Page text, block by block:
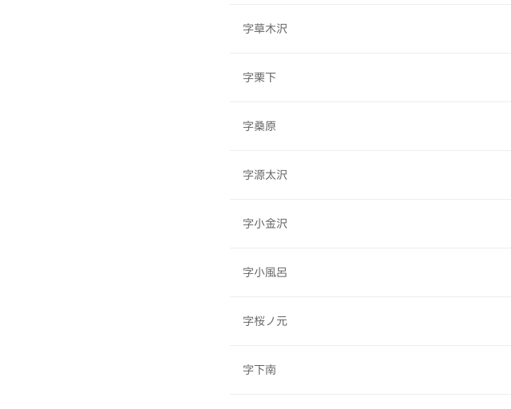
字草木沢
字栗下
字桑原
字源太沢
字小金沢
字小風呂
字桜ノ元
字下南